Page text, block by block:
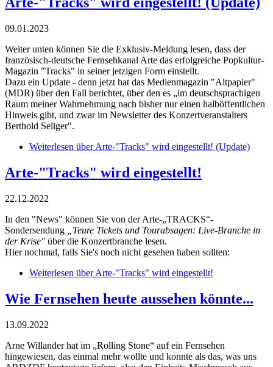
09.01.2023
Weiter unten können Sie die Exklusiv-Meldung lesen, dass der
französisch-deutsche Fernsehkanal Arte das erfolgreiche Popkultur-
Magazin "Tracks" in seiner jetzigen Form einstellt.
Dazu ein Update - denn jetzt hat das Medienmagazin "Altpapier"
(MDR) über den Fall berichtet, über den es „im deutschsprachigen
Raum meiner Wahrnehmung nach bisher nur einen halböffentlichen
Hinweis gibt, und zwar im Newsletter des Konzertveranstalters
Berthold Seliger".
Weiterlesen über Arte-"Tracks" wird eingestellt! (Update)
Arte-"Tracks" wird eingestellt!
22.12.2022
In den "News" können Sie von der Arte-„TRACKS“-
Sondersendung
„Teure Tickets und Tourabsagen: Live-Branche in
der Krise" über die Konzertbranche lesen.
Hier nochmal, falls Sie's noch nicht gesehen haben sollten:
Weiterlesen über Arte-"Tracks" wird eingestellt!
Wie Fernsehen heute aussehen könnte...
13.09.2022
Arne Willander hat im „Rolling Stone“ auf ein Fernsehen
hingewiesen, das einmal mehr wollte und konnte als das, was uns